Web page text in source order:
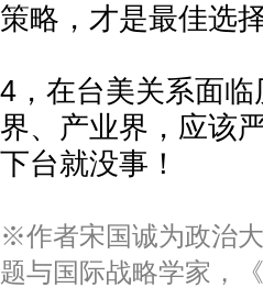
策略，才是最佳选
4，在台美关系面
界、产业界，应该
下台就没事！
※作者宋国诚为政治
题与国际战略学家，